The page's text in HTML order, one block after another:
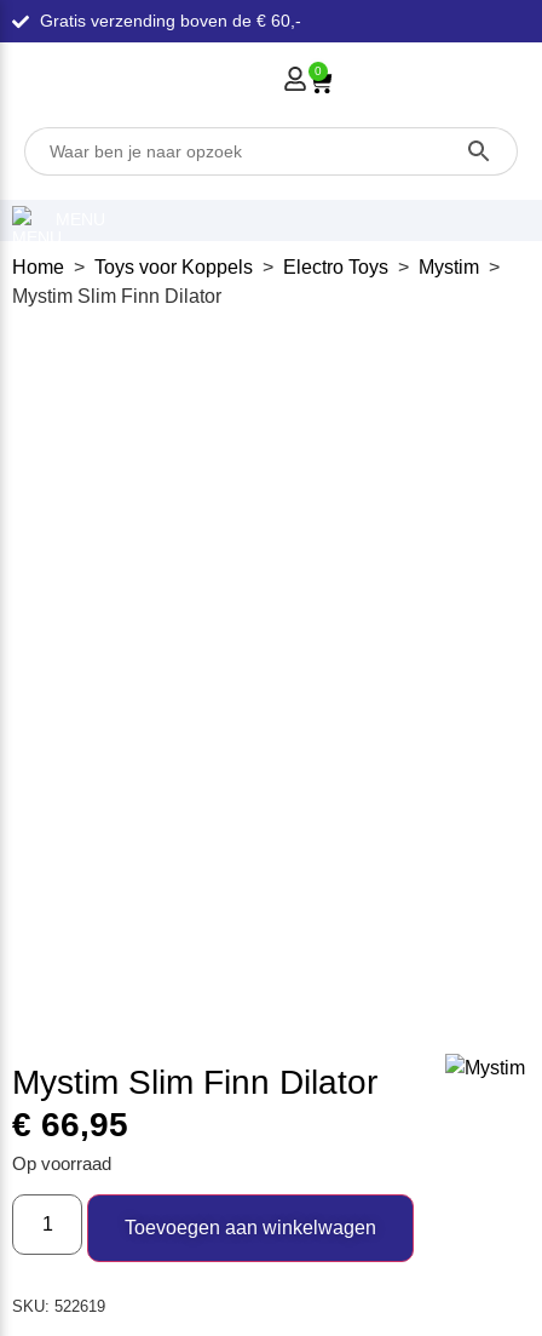
Gratis verzending boven de € 60,-
0
Home > Toys voor Koppels > Electro Toys > Mystim >
Mystim Slim Finn Dilator
Mystim Slim Finn Dilator
€ 66,95
Op voorraad
Toevoegen aan winkelwagen
SKU: 522619